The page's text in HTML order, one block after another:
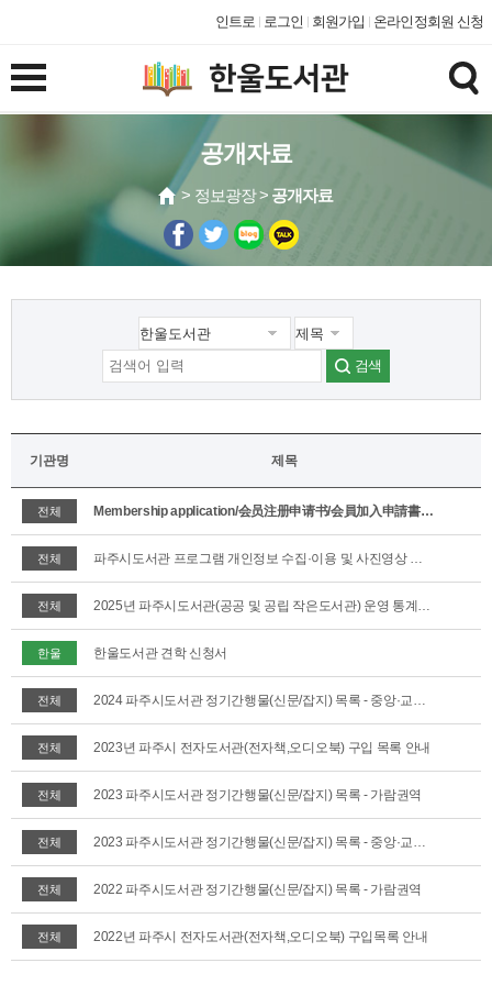
인트로 로그인 회원가입 온라인정회원 신청
공개자료
> 정보광장 > 공개자료
검색
기관명 제목
전체 Membership application/会员注册申请书/会員加入申請書/Đơn Đăng Ký Hội Viên Tại Các Thư Viện Thuộc Thành Phố Paju
전체 파주시도서관 프로그램 개인정보 수집·이용 및 사진영상 촬영·활용 동의서(2026.6 개정)
전체 2025년 파주시도서관(공공 및 공립 작은도서관) 운영 통계(‘25. 6월말 기준)
한울 한울도서관 견학 신청서
전체 2024 파주시도서관 정기간행물(신문/잡지) 목록 - 중앙·교하권역
전체 2023년 파주시 전자도서관(전자책,오디오북) 구입 목록 안내
전체 2023 파주시도서관 정기간행물(신문/잡지) 목록 - 가람권역
전체 2023 파주시도서관 정기간행물(신문/잡지) 목록 - 중앙·교하권역
전체 2022 파주시도서관 정기간행물(신문/잡지) 목록 - 가람권역
전체 2022년 파주시 전자도서관(전자책,오디오북) 구입목록 안내